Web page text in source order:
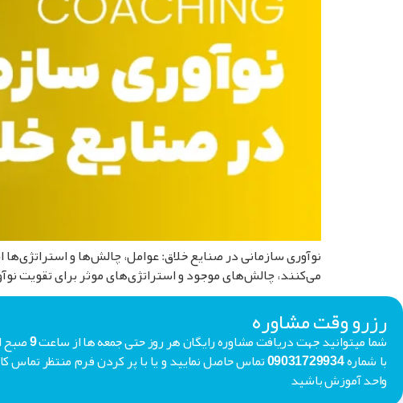
می‌کنند، چالش‌های موجود و استراتژی‌های موثر برای تقویت
رزرو وقت مشاوره
با شماره 09031729934 تماس حاصل نمایید و یا با پر کردن فرم منتظر
واحد آموزش باشید